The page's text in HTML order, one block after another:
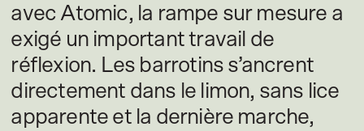
avec Atomic, la rampe sur mesure a
exigé un important travail de
réflexion. Les barrotins s’ancrent
directement dans le limon, sans lice
apparente et la dernière marche,